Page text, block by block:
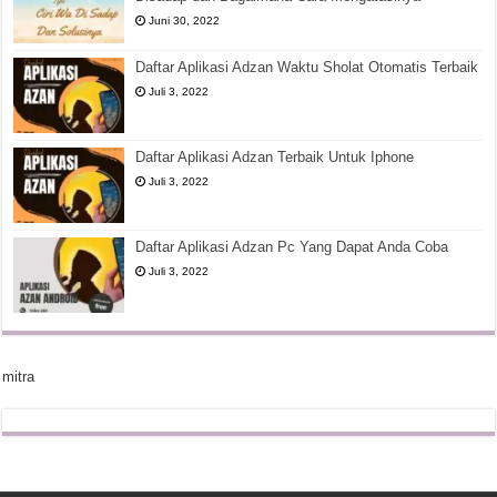
Juni 30, 2022
Daftar Aplikasi Adzan Waktu Sholat Otomatis Terbaik
Juli 3, 2022
Daftar Aplikasi Adzan Terbaik Untuk Iphone
Juli 3, 2022
Daftar Aplikasi Adzan Pc Yang Dapat Anda Coba
Juli 3, 2022
mitra